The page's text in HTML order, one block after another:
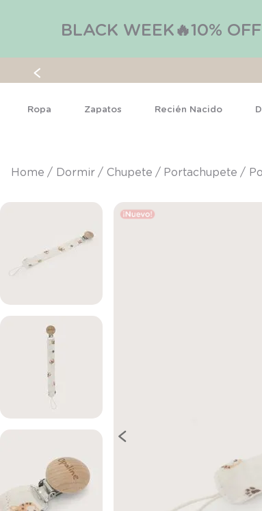
BLACK WEEK🔥10%
Ropa Zapatos Recién Nacido
dormir chupete portachupete